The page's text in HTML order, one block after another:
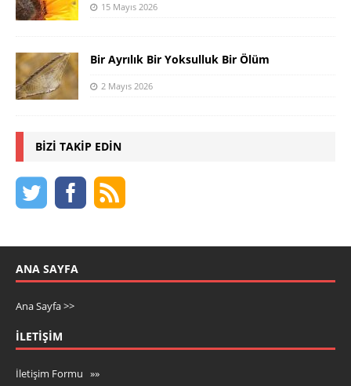
15 Mayıs 2026
Bir Ayrılık Bir Yoksulluk Bir Ölüm
2 Mayıs 2026
BIZI TAKIP EDIN
ANA SAYFA
Ana Sayfa >>
İLETIŞIM
İletişim Formu »»